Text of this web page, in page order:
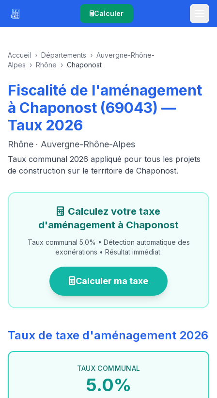
Calculer
Accueil › Départements › Auvergne-Rhône-
Alpes › Rhône › Chaponost
Fiscalité de l'aménagement
à Chaponost (69043) —
Taux 2026
Rhône · Auvergne-Rhône-Alpes
Taux communal 2026 appliqué pour tous les projets
de construction sur le territoire de Chaponost.
Calculez votre taxe
d'aménagement à Chaponost
Taux communal 5.0% • Détection automatique des
exonérations • Résultat immédiat.
Calculer ma taxe
Taux de taxe d'aménagement 2026
TAUX COMMUNAL
5.0%